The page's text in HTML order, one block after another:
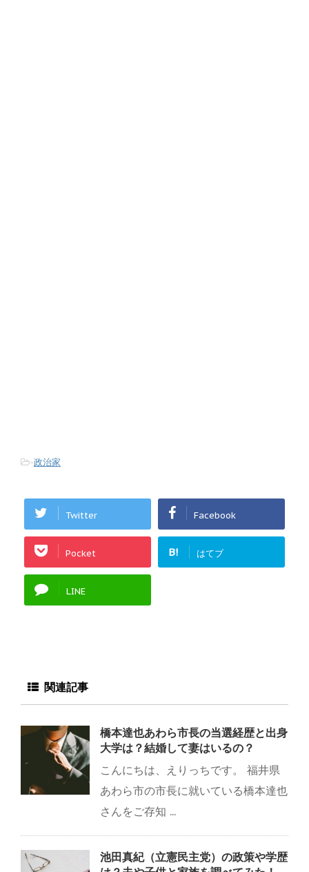
-政治家
Twitter Facebook
Pocket B! はてブ
LINE
関連記事
橋本達也あわら市長の当選経歴と出身
大学は？結婚して妻はいるの？
こんにちは、えりっちです。 福井県
あわら市の市長に就いている橋本達也
さんをご存知 ...
池田真紀（立憲民主党）の政策や学歴